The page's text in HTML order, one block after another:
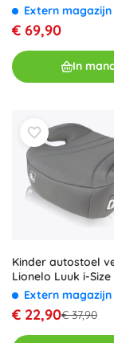
Extern magazijn
€ 69,90
In
Kinder autostoel
Lionelo Luuk i-
Extern magazijn
€ 22,90€ 37,90